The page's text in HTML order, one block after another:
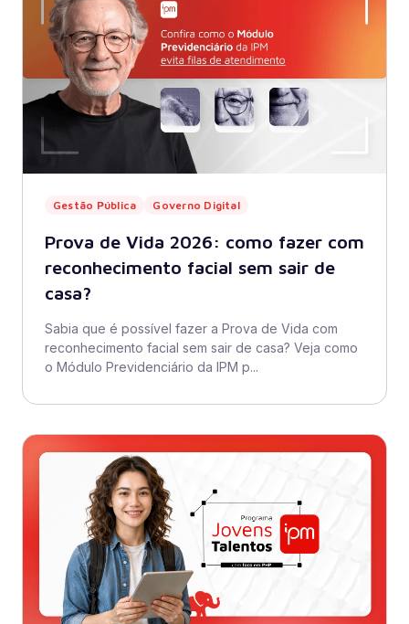
Gestão Pública Governo Digital
Prova de Vida 2026: como fazer com
reconhecimento facial sem sair de
casa?
Sabia que é possível fazer a Prova de Vida com
reconhecimento facial sem sair de casa? Veja como
o Módulo Previdenciário da IPM p...